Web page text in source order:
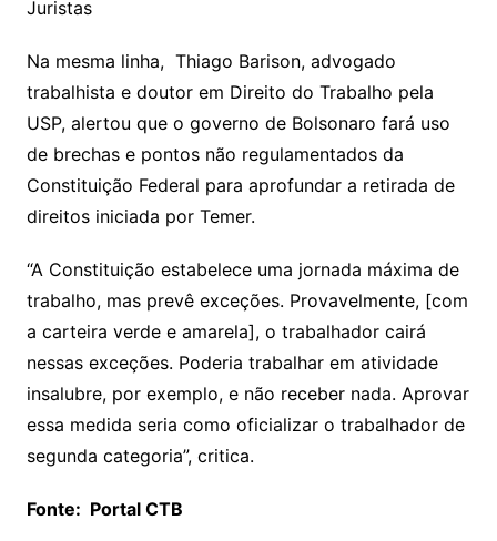
Juristas
Na mesma linha, Thiago Barison, advogado
trabalhista e doutor em Direito do Trabalho pela
USP, alertou que o governo de Bolsonaro fará uso
de brechas e pontos não regulamentados da
Constituição Federal para aprofundar a retirada de
direitos iniciada por Temer.
“A Constituição estabelece uma jornada máxima de
trabalho, mas prevê exceções. Provavelmente, [com
a carteira verde e amarela], o trabalhador cairá
nessas exceções. Poderia trabalhar em atividade
insalubre, por exemplo, e não receber nada. Aprovar
essa medida seria como oficializar o trabalhador de
segunda categoria”, critica.
Fonte: Portal CTB